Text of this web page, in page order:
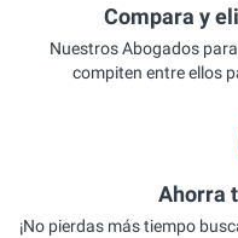
Compara y
Nuestros Abogados
compiten entre ellos
Ahorra
¡No pierdas más tiempo